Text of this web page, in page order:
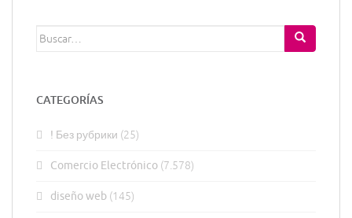
Buscar:
CATEGORÍAS
! Без рубрики (25)
Comercio Electrónico (7.578)
diseño web (145)